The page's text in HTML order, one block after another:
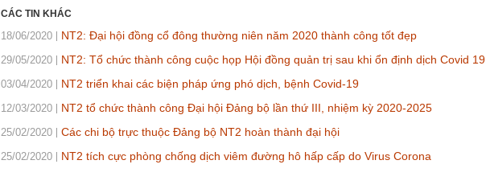
CÁC TIN KHÁC
18/06/2020 NT2: Đại hội đồng cổ đông thường niên năm 2020 thành công tốt đẹp
29/05/2020 NT2: Tổ chức thành công cuộc họp Hội đồng quản trị sau khi ổn định dịch Covid 19
03/04/2020 NT2 triển khai các biện pháp ứng phó dịch, bệnh Covid-19
12/03/2020 NT2 tổ chức thành công Đại hội Đảng bộ lần thứ III, nhiệm kỳ 2020-2025
25/02/2020 Các chi bộ trực thuộc Đảng bộ NT2 hoàn thành đại hội
25/02/2020 NT2 tích cực phòng chống dịch viêm đường hô hấp cấp do Virus Corona